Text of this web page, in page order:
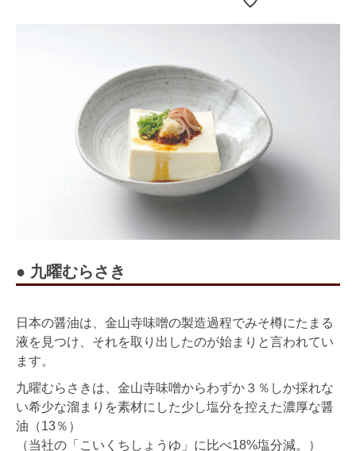
● 九曜むらさき
日本の醤油は、金山寺味噌の製造過程でみそ樽にたまる
液を見つけ、それを取り出したのが始まりと言われてい
ます。
九曜むらさきは、金山寺味噌からわずか３％しか採れな
い希少な溜まりを素材にした少し塩分を控えた濃厚な醤
油（13％）
（当社の「こいくちしょうゆ」に比べ18%塩分減。）